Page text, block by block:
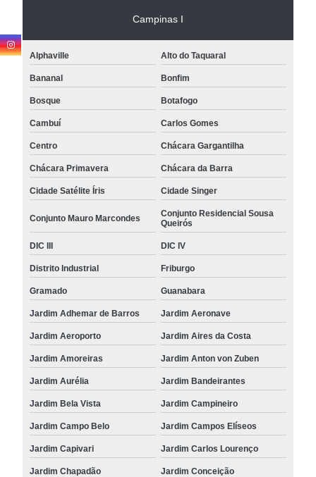
Campinas I
Alphaville Alto do Taquaral
Bananal Bonfim
Bosque Botafogo
Cambuí Carlos Gomes
Centro Chácara Gargantilha
Chácara Primavera Chácara da Barra
Cidade Satélite Íris Cidade Singer
Conjunto Mauro Marcondes
Conjunto Residencial Sousa
Queirós
DIC III DIC IV
Distrito Industrial Friburgo
Gramado Guanabara
Jardim Adhemar de Barros Jardim Aeronave
Jardim Aeroporto Jardim Aires da Costa
Jardim Amoreiras Jardim Anton von Zuben
Jardim Aurélia Jardim Bandeirantes
Jardim Bela Vista Jardim Campineiro
Jardim Campo Belo Jardim Campos Elíseos
Jardim Capivari Jardim Carlos Lourenço
Jardim Chapadão Jardim Conceição